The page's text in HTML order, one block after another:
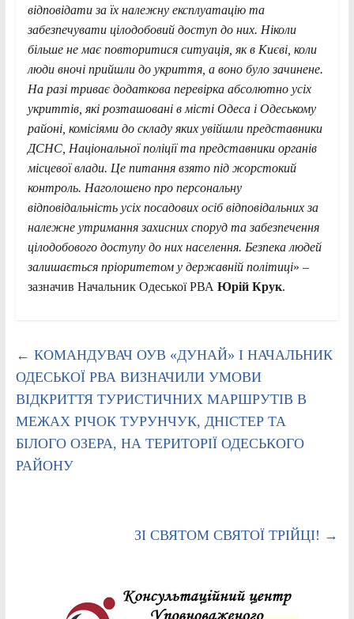
відповідати за їх належну експлуатацію та
забезпечувати цілодобовий доступ до них. Ніколи
більше не має повторитися ситуація, як в Києві, коли
люди вночі прийшли до укриття, а воно було зачинене.
На разі триває додаткова перевірка абсолютно усіх
укриттів, які розташовані в місті Одеса і Одеському
районі, комісіями до складу яких увійшли представники
ДСНС, Національної поліції та представники органів
місцевої влади. Це питання взято під жорстокий
контроль. Наголошено про персональну
відповідальність усіх посадових осіб відповідальних за
належне утримання захисних споруд та забезпечення
цілодобового доступу до них населення. Безпека людей
залишається пріоритетом у державній політиці» –
зазначив Начальник Одеської РВА Юрій Крук.
← КОМАНДУВАЧ ОУВ «ДУНАЙ» І НАЧАЛЬНИК
ОДЕСЬКОЇ РВА ВИЗНАЧИЛИ УМОВИ
ВІДКРИТТЯ ТУРИСТИЧНИХ МАРШРУТІВ В
МЕЖАХ РІЧОК ТУРУНЧУК, ДНІСТЕР ТА
БІЛОГО ОЗЕРА, НА ТЕРИТОРІЇ ОДЕСЬКОГО
РАЙОНУ
ЗІ СВЯТОМ СВЯТОЇ ТРІЙЦІ! →